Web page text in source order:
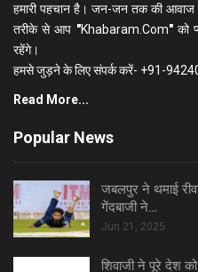
हमारी पहचान है। जन-जन तक की आवाज
तरीके से आप "Khabaram.Com"को
रहेंगे।
हमसे जुड़ने के लिए संपर्क करें- +91-
Read More...
Popular News
जबलपुर ने थमाई
गेंदबाजी ने…
Jun 21, 2025
शिवाजी ने पूरे देश